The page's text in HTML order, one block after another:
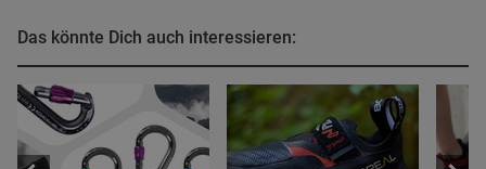
Das könnte Dich auch interessieren: